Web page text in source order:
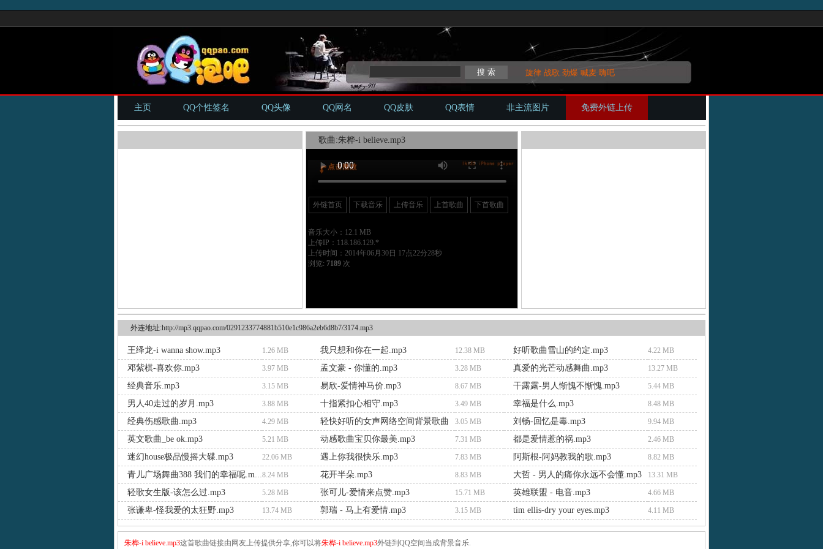
旋律 战歌 劲爆 喊麦 嗨吧
主页 QQ个性签名 QQ头像 QQ网名 QQ皮肤 QQ表情 非主流图片 免费外链上传
歌曲:朱桦-i believe.mp3
外链首页 下载音乐 上传音乐 上首歌曲 下首歌曲
音乐大小：12.1 MB
上传IP：118.186.129.*
上传时间：2014年06月30日 17点22分28秒
浏览: 7189次
外连地址:http://mp3.qqpao.com/0291233774881b510e1c986a2eb6d8b7/3174.mp3
王绎龙-i wanna show.mp3 1.26 MB 我只想和你在一起.mp3 12.38 MB 好听歌曲雪山的约定.mp3 4.22 MB
邓紫棋-喜欢你.mp3 3.97 MB 孟文豪 - 你懂的.mp3 3.28 MB 真爱的光芒动感舞曲.mp3 13.27 MB
经典音乐.mp3 3.15 MB 易欣-爱情神马价.mp3 8.67 MB 干露露-男人惭愧不惭愧.mp3 5.44 MB
男人40走过的岁月.mp3 3.88 MB 十指紧扣心相守.mp3 3.49 MB 幸福是什么.mp3 8.48 MB
经典伤感歌曲.mp3 4.29 MB 轻快好听的女声网络空间背景歌曲 3.05 MB 刘畅-回忆是毒.mp3 9.94 MB
英文歌曲_be ok.mp3 5.21 MB 动感歌曲宝贝你最美.mp3 7.31 MB 都是爱情惹的祸.mp3 2.46 MB
迷幻house极品慢摇大碟.mp3 22.06 MB 遇上你我很快乐.mp3 7.83 MB 阿斯根-阿妈教我的歌.mp3 8.82 MB
青儿广场舞曲388 我们的幸福呢.mp38.24 MB 花开半朵.mp3 8.83 MB 大哲 - 男人的痛你永远不会懂.mp3 13.31 MB
轻歌女生版-该怎么过.mp3 5.28 MB 张可儿-爱情来点赞.mp3 15.71 MB 英雄联盟 - 电音.mp3 4.66 MB
张谦卑-怪我爱的太狂野.mp3 13.74 MB 郭瑞 - 马上有爱情.mp3 3.15 MB tim ellis-dry your eyes.mp3 4.11 MB
朱桦-i believe.mp3这首歌曲链接由网友上传提供分享,你可以将朱桦-i believe.mp3外链到QQ空间当成背景音乐.